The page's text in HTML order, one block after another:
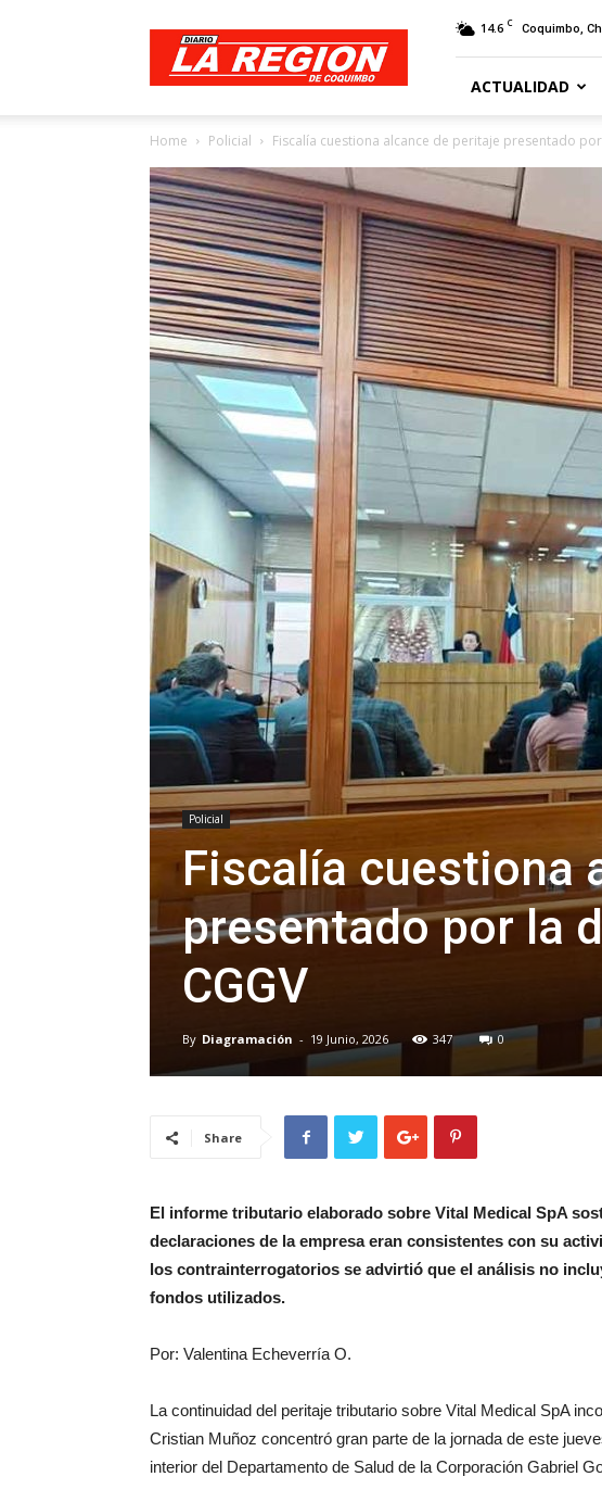
Diario
Región
14.6 C Coquimbo,
ACTUALIDAD
Home Policial Fiscalía cuestiona alcance de peritaje presentado
Policial
Fiscalía cuestiona
presentado por la
CGGV
By Diagramación - 19 Junio, 2026 347 0
Share
El informe tributario elaborado sobre Vital Medical SpA
declaraciones de la empresa eran consistentes con su
los contrainterrogatorios se advirtió que el análisis no
fondos utilizados.
Por: Valentina Echeverría O.
La continuidad del peritaje tributario sobre Vital Medical SpA
Cristian Muñoz concentró gran parte de la jornada de este
interior del Departamento de Salud de la Corporación Gabriel